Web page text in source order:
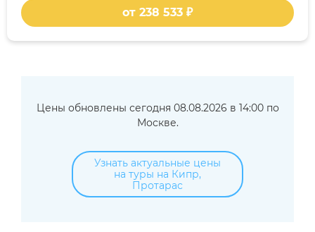
от 238 533 ₽
Цены обновлены сегодня 08.08.2026 в 14:00 по
Москве.
Узнать актуальные цены
на туры на Кипр,
Протарас